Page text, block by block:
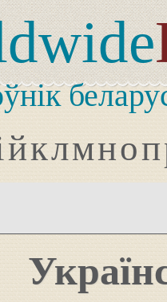
йклмноп